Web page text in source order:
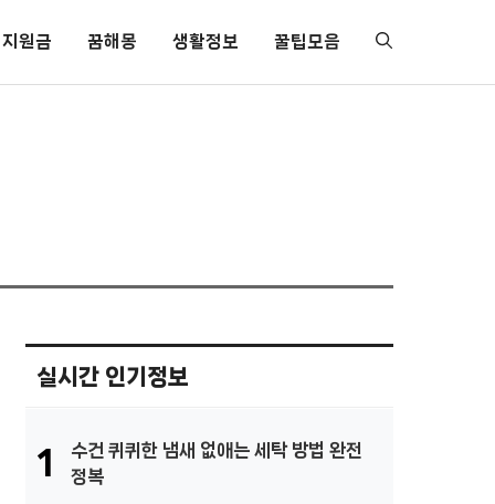
지원금 꿈해몽 생활정보 꿀팁모음
실시간 인기정보
1
수건 퀴퀴한 냄새 없애는 세탁 방법 완전
정복